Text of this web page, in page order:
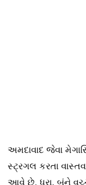
અમદાવાદ જેવા
સ્ટ્રગલ કરતા
આવે છે, ધરા. બંને વચ્ચે